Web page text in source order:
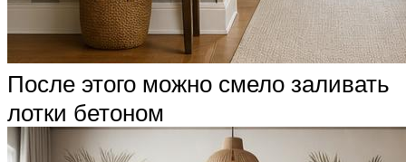
После этого можно смело заливать
лотки бетоном